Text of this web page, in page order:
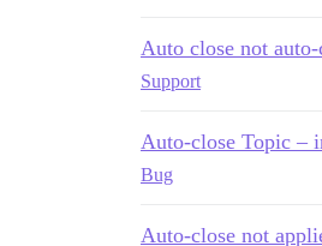
Auto close not
Support
Auto-close Topic –
Bug
Auto-close not